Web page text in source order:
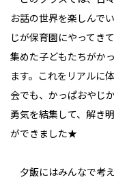
お話の世界を楽しんで
じが保育園にやってき
集めた子どもたちがか
ます。これをリアルに
会でも、かっぱおやじ
勇気を結集して、解き
ができました★
夕飯にはみんなで考